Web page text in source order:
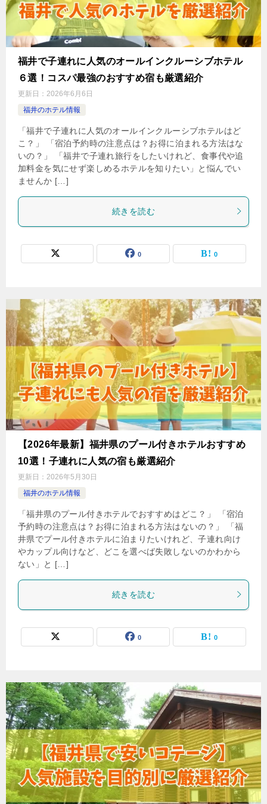
福井で子連れに人気のオールインクルーシブホテル
６選！コスパ最強のおすすめ宿も厳選紹介
更新日： 2026年6月6日
福井のホテル情報
「福井で子連れに人気のオールインクルーシブホテルはど
こ？」 「宿泊予約時の注意点は？お得に泊まれる方法はな
いの？」 「福井で子連れ旅行をしたいけれど、食事代や追
加料金を気にせず楽しめるホテルを知りたい」と悩んでい
ませんか […]
続きを読む
0 0
【2026年最新】福井県のプール付きホテルおすすめ
10選！子連れに人気の宿も厳選紹介
更新日： 2026年5月30日
福井のホテル情報
「福井県のプール付きホテルでおすすめはどこ？」 「宿泊
予約時の注意点は？お得に泊まれる方法はないの？」 「福
井県でプール付きホテルに泊まりたいけれど、子連れ向け
やカップル向けなど、どこを選べば失敗しないのかわから
ない」と […]
続きを読む
0 0